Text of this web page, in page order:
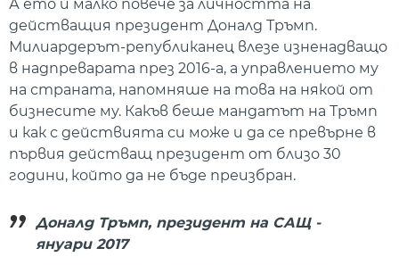
А ето и малко повече за личността на
действащия президент Доналд Тръмп.
Милиардерът-републиканец влезе изненадващо
в надпреварата през 2016-а, а управлението му
на страната, напомняше на това на някой от
бизнесите му. Какъв беше мандатът на Тръмп
и как с действията си може и да се превърне в
първия действащ президент от близо 30
години, който да не бъде преизбран.
Доналд Тръмп, президент на САЩ -
януари 2017